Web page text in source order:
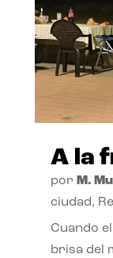
A la
por M.
ciudad,
Cuando
brisa del